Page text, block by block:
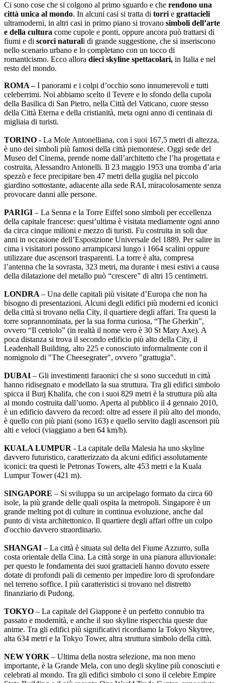
Ci sono cose che si colgono al primo sguardo e che rendono una
città unica al mondo. In alcuni casi si tratta di torri e grattacieli
ultramoderni, in altri casi in primo piano si trovano simboli dell’arte
e della cultura come cupole e ponti, oppure ancora può trattarsi di
fiumi e di scorci naturali di grande suggestione, che si inseriscono
nello scenario urbano e lo completano con un tocco di
romanticismo. Ecco allora dieci skyline spettacolari, in Italia e nel
resto del mondo.
ROMA –I panorami e i colpi d’occhio sono innumerevoli e tutti
celeberrimi. Noi abbiamo scelto il Tevere e lo sfondo della cupola
della Basilica di San Pietro, nella Città del Vaticano, cuore stesso
della Città Eterna e della cristianità, meta ogni anno di centinaia di
migliaia di turisti.
TORINO - La Mole Antonelliana, con i suoi 167,5 metri di altezza,
è uno dei simboli più famosi della città piemontese. Oggi sede del
Museo del Cinema, prende nome dall’architetto che l’ha progettata e
costruita, Alessandro Antonelli. Il 23 maggio 1953 una tromba d’aria
spezzò e fece precipitare ben 47 metri della guglia nel piccolo
giardino sottostante, adiacente alla sede RAI, miracolosamente senza
provocare danni alle persone.
PARIGI – La Senna e la Torre Eiffel sono simboli per eccellenza
della capitale francese: quest’ultima è visitata mediamente ogni anno
da circa cinque milioni e mezzo di turisti. Fu costruita in soli due
anni in occasione dell’Esposizione Universale del 1889. Per salire in
cima i visitatori possono arrampicarsi lungo i 1664 scalini oppure
utilizzare due ascensori trasparenti. La torre è alta, compresa
l’antenna che la sovrasta, 323 metri, ma durante i mesi estivi a causa
della dilatazione del metallo può “crescere” di altri 15 centimetri.
LONDRA – Una delle capitali più visitate d’Europa che non ha
bisogno di presentazioni. Alcuni degli edifici più moderni ed iconici
della città si trovano nella City, il quartiere degli affari. Tra questi la
torre soprannominata, per la sua forma curiosa, “The Gherkin”,
ovvero “Il cetriolo” (in realtà il nome vero è 30 St Mary Axe). A
poca distanza si trova il secondo edificio più alto della City, il
Leadenhall Building, alto 225 e conosciuto informalmente con il
nomignolo di "The Cheesegrater", ovvero "grattugia".
DUBAI – Gli investimenti faraonici che si sono succeduti in città
hanno ridisegnato e modellato la sua struttura. Tra gli edifici simbolo
spicca il Burj Khalifa, che con i suoi 829 metri è la struttura più alta
al mondo costruita dall’uomo. Aperta al pubblico il 4 gennaio 2010,
è un edificio davvero da record: oltre ad essere il più alto del mondo,
è quello con più piani (sono 163) e quello servito dagli ascensori più
alti e veloci (viaggiano a ben 64 km/h).
KUALA LUMPUR - La capitale della Malesia ha uno skyline
davvero futuristico, caratterizzato da alcuni edifici assolutamente
iconici: tra questi le Petronas Towers, alte 453 metri e la Kuala
Lumpur Tower (421 m).
SINGAPORE – Si sviluppa su un arcipelago formato da circa 60
isole, la più grande delle quali ospita la metropoli. Singapore è un
grande melting pot di culture in continua evoluzione, anche dal
punto di vista architettonico. Il quartiere degli affari offre un colpo
d'occhio davvero straordinario.
SHANGAI – La città è situata sul delta del Fiume Azzurro, sulla
costa orientale della Cina. La città sorge in una pianura alluvionale:
per questo le fondamenta dei suoi grattacieli hanno dovuto essere
dotate di profondi pali di cemento per impedire loro di sprofondare
nel terreno soffice. I più caratteristici si trovano nel distretto
finanziario di Pudong.
TOKYO – La capitale del Giappone è un perfetto connubio tra
passato e modernità, e anche il suo skyline rispecchia queste due
anime. Tra gli edifici più significativi ricordiamo la Tokyo Skytree,
alta 634 metri e la Tokyo Tower, altra struttura simbolo della città.
NEW YORK – Ultima della nostra selezione, ma non meno
importante, è la Grande Mela, con uno degli skyline più conosciuti e
celebrati al mondo. Tra gli edifici simbolo ci sono il celebre Empire